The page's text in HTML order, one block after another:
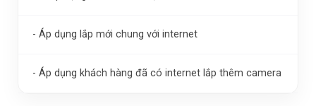
- Áp dụng lắp mới chung với internet
- Áp dụng khách hàng đã có internet lắp thêm camera